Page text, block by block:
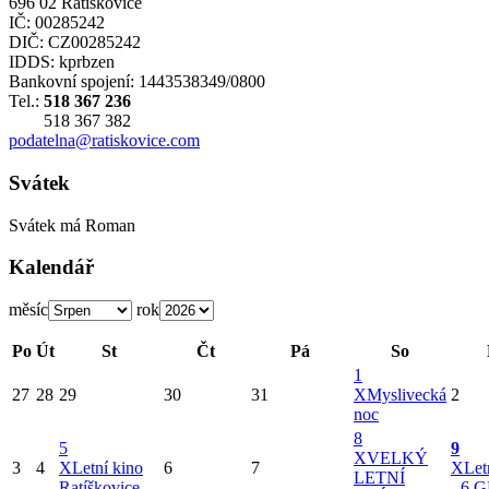
IČ: 00285242
DIČ: CZ00285242
IDDS: kprbzen
Bankovní spojení: 1443538349/0800
Tel.: 518 367 236
518 367 382
podatelna@ratiskovice.com
Svátek
Svátek má Roman
Kalendář
měsíc rok
Po Út St Čt Pá So
27 28 29 30 31
1
XMyslivecká
noc
2
3 4
5
XLetní kino
6 7
8
XVELKÝ
LETNÍ
9
X